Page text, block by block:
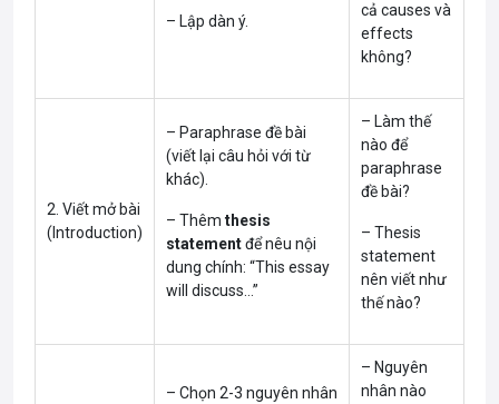
– Lập dàn ý.
cả causes và
effects
không?
2. Viết mở bài
(Introduction)
– Paraphrase đề bài
(viết lại câu hỏi với từ
khác).
– Thêm thesis
statementđể nêu nội
dung chính: “This essay
will discuss…”
– Làm thế
nào để
paraphrase
đề bài?
– Thesis
statement
nên viết như
thế nào?
– Chọn 2-3 nguyên nhân
– Nguyên
nhân nào